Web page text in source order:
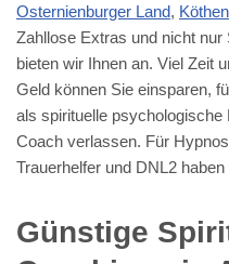
Osternienburger Land,
Zahllose Extras und nicht
bieten wir Ihnen an. Viel Zeit
Geld können Sie einsparen,
als spirituelle
Coach verlassen. Für
Trauerhelfer und DNL2
Günstige